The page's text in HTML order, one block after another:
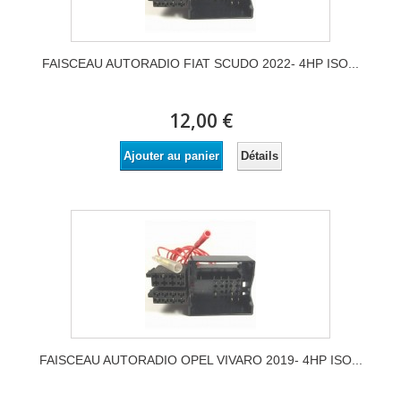
FAISCEAU AUTORADIO FIAT SCUDO 2022- 4HP ISO...
12,00 €
Ajouter au panier Détails
FAISCEAU AUTORADIO OPEL VIVARO 2019- 4HP ISO...